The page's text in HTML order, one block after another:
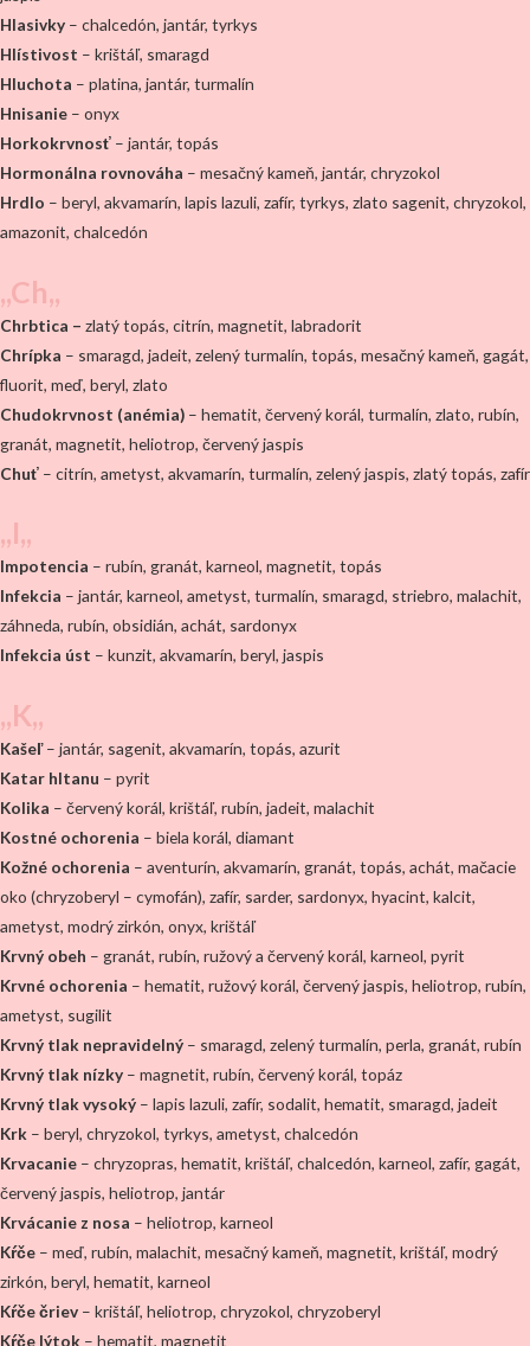
Hlasivky – chalcedón, jantár, tyrkys
Hlístivost – krištáľ, smaragd
Hluchota – platina, jantár, turmalín
Hnisanie – onyx
Horkokrvnosť – jantár, topás
Hormonálna rovnováha – mesačný kameň, jantár, chryzokol
Hrdlo – beryl, akvamarín, lapis lazuli, zafír, tyrkys, zlato sagenit, chryzokol,
amazonit, chalcedón
,,Ch,,
Chrbtica – zlatý topás, citrín, magnetit, labradorit
Chrípka – smaragd, jadeit, zelený turmalín, topás, mesačný kameň, gagát,
fluorit, meď, beryl, zlato
Chudokrvnost (anémia) – hematit, červený korál, turmalín, zlato, rubín,
granát, magnetit, heliotrop, červený jaspis
Chuť – citrín, ametyst, akvamarín, turmalín, zelený jaspis, zlatý topás, zafír
,,I,,
Impotencia – rubín, granát, karneol, magnetit, topás
Infekcia – jantár, karneol, ametyst, turmalín, smaragd, striebro, malachit,
záhneda, rubín, obsidián, achát, sardonyx
Infekcia úst – kunzit, akvamarín, beryl, jaspis
,,K,,
Kašeľ– jantár, sagenit, akvamarín, topás, azurit
Katar hltanu – pyrit
Kolika – červený korál, krištáľ, rubín, jadeit, malachit
Kostné ochorenia – biela korál, diamant
Kožné ochorenia – aventurín, akvamarín, granát, topás, achát, mačacie
oko (chryzoberyl – cymofán), zafír, sarder, sardonyx, hyacint, kalcit,
ametyst, modrý zirkón, onyx, krištáľ
Krvný obeh – granát, rubín, ružový a červený korál, karneol, pyrit
Krvné ochorenia – hematit, ružový korál, červený jaspis, heliotrop, rubín,
ametyst, sugilit
Krvný tlak nepravidelný – smaragd, zelený turmalín, perla, granát, rubín
Krvný tlak nízky – magnetit, rubín, červený korál, topáz
Krvný tlak vysoký – lapis lazuli, zafír, sodalit, hematit, smaragd, jadeit
Krk – beryl, chryzokol, tyrkys, ametyst, chalcedón
Krvacanie – chryzopras, hematit, krištáľ, chalcedón, karneol, zafír, gagát,
červený jaspis, heliotrop, jantár
Krvácanie z nosa – heliotrop, karneol
Kŕče – meď, rubín, malachit, mesačný kameň, magnetit, krištáľ, modrý
zirkón, beryl, hematit, karneol
Kŕče čriev – krištáľ, heliotrop, chryzokol, chryzoberyl
Kŕče lýtok – hematit, magnetit